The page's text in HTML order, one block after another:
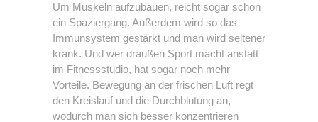
Um Muskeln aufzubauen, reicht sogar schon
ein Spaziergang. Außerdem wird so das
Immunsystem gestärkt und man wird seltener
krank. Und wer draußen Sport macht anstatt
im Fitnessstudio, hat sogar noch mehr
Vorteile. Bewegung an der frischen Luft regt
den Kreislauf und die Durchblutung an,
wodurch man sich besser konzentrieren